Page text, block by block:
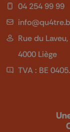
04 254 99 99
Rue du
4000 Liège
TVA : BE